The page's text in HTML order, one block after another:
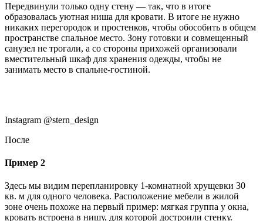
Передвинули только одну стену — так, что в итоге
образовалась уютная ниша для кровати. В итоге не нужно
никаких перегородок и простенков, чтобы обособить в общем
пространстве спальное место. Зону готовки и совмещенный
санузел не трогали, а со стороны прихожей организовали
вместительный шкаф для хранения одежды, чтобы не
занимать место в спальне-гостиной.
Instagram @stern_design
После
Пример 2
Здесь мы видим перепланировку 1-комнатной хрущевки 30
кв. м для одного человека. Расположение мебели в жилой
зоне очень похоже на первый пример: мягкая группа у окна,
кровать встроена в нишу, для которой достроили стенку.